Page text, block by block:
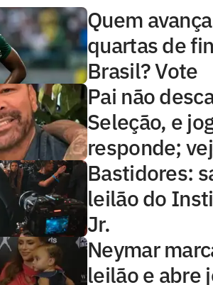
Quem
quartas de
Brasil? Vote
Pai não
Seleção, e
responde;
Bastidores:
leilão do
Jr.
Neymar
leilão e abre